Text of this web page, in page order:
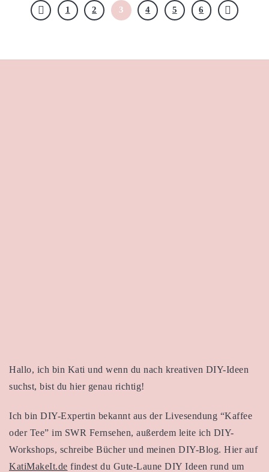
1 2 3 4 5 6
Hallo, ich bin Kati und wenn du nach kreativen DIY-Ideen
suchst, bist du hier genau richtig!
Ich bin DIY-Expertin bekannt aus der Livesendung “Kaffee
oder Tee” im SWR Fernsehen, außerdem leite ich DIY-
Workshops, schreibe Bücher und meinen DIY-Blog. Hier auf
KatiMakeIt.de findest du Gute-Laune DIY Ideen rund um